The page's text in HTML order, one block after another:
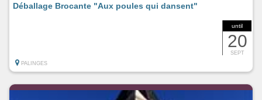
until
20
SEPT
Déballage Brocante "Aux poules qui dansent"
PALINGES